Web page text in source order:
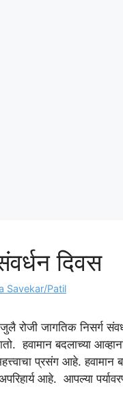
दिवस
Savekar/Patil
जागतिक निसर्ग
हवामान बदलाच्या
प्रसंग आहे.
आहे. आपल्या